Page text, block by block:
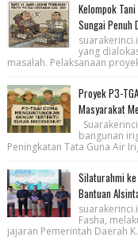
Kelompok
Sungai Penuh
yang
masalah. Pelaksanaan
Proyek P3-
Masyarakat
bangunan
Peningkatan Tata Guna Air
Silaturahmi ke
Bantuan
Fasha,
jajaran Pemerintah Daerah